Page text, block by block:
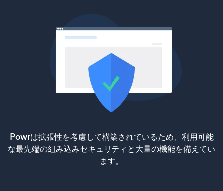
Powrは拡張性を考慮して構築されているため、利用可能
な最先端の組み込みセキュリティと大量の機能を備えてい
ます。